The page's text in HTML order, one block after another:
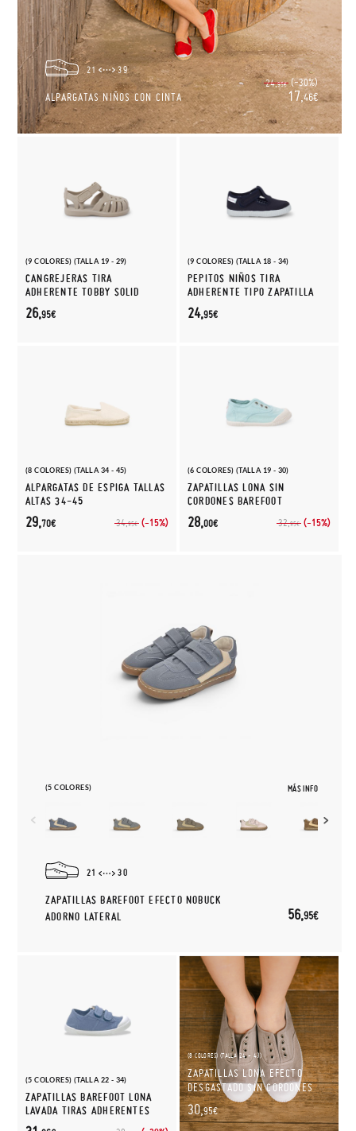
21 39
ALPARGATAS NIÑOS CON CINTA
24,95€ (-30%)
17,46€
(9 COLORES) (TALLA 19 - 29)
CANGREJERAS TIRA
ADHERENTE TOBBY SOLID
26,95€
(9 COLORES) (TALLA 18 - 34)
PEPITOS NIÑOS TIRA
ADHERENTE TIPO ZAPATILLA
24,95€
(8 COLORES) (TALLA 34 - 45)
ALPARGATAS DE ESPIGA TALLAS
ALTAS 34-45
34,95€ (-15%)
29,70€
(6 COLORES) (TALLA 19 - 30)
ZAPATILLAS LONA SIN
CORDONES BAREFOOT
32,95€ (-15%)
28,00€
(5 COLORES) MÁS INFO
21 30
ZAPATILLAS BAREFOOT EFECTO NOBUCK
ADORNO LATERAL
56,95€
(5 COLORES) (TALLA 22 - 34)
ZAPATILLAS BAREFOOT LONA
LAVADA TIRAS ADHERENTES
(8 COLORES) (TALLA 24 - 43)
ZAPATILLAS LONA EFECTO
DESGASTADO SIN CORDONES
30,95€